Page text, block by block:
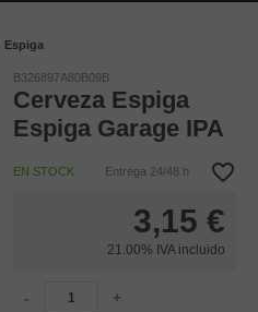
Espiga
B326897A80B09B
Cerveza Espiga
Espiga Garage IPA
EN STOCK Entrega 24/48 h
3,15 €
21.00% IVA incluido
- +